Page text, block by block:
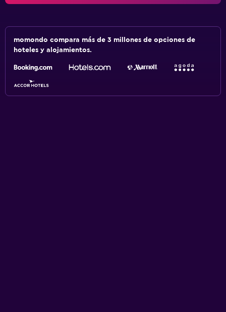
momondo compara más de 3 millones de opciones de
hoteles y alojamientos.